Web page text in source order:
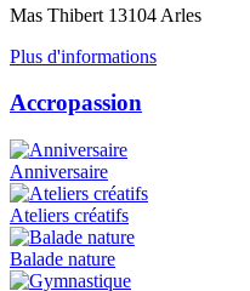
Mas Thibert 13104 Arles
Plus d'informations
Accropassion
Anniversaire
Ateliers créatifs
Balade nature